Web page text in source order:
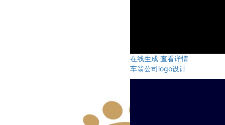
在线生成 查看详情
车翁公司logo设计